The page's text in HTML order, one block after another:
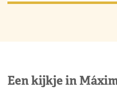
Een kijkje in